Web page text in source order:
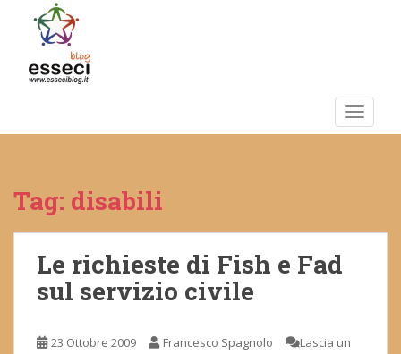
m
Tag: disabili
Le richieste di Fish e Fad
sul servizio civile
23 Ottobre 2009 Francesco Spagnolo
Lascia un